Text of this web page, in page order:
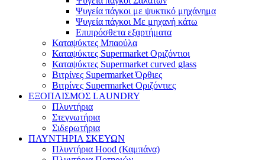
Ψυγεία πάγκοι με ψυκτικό μηχάνημα
Ψυγεία πάγκοι Με μηχανή κάτω
Επιπρόσθετα εξαρτήματα
Καταψύκτες Μπαούλα
Καταψύκτες Supermarket Οριζόντιοι
Καταψύκτες Supermarket curved glass
Βιτρίνες Supermarket Όρθιες
Βιτρίνες Supermarket Οριζόντιες
ΕΞΟΠΛΙΣΜΟΣ LAUNDRY
Πλυντήρια
Στεγνωτήρια
Σιδερωτήρια
ΠΛΥΝΤΗΡΙΑ ΣΚΕΥΩΝ
Πλυντήρια Hood (Καμπάνα)